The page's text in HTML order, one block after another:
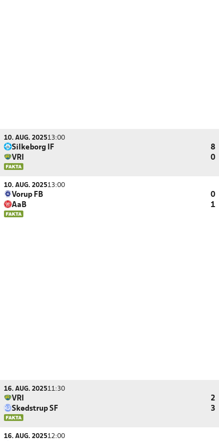
10. AUG. 202513:00
Silkeborg IF
8
VRI
0
10. AUG. 202513:00
Vorup FB
0
AaB
1
16. AUG. 202511:30
VRI
2
Skødstrup SF
3
16. AUG. 202512:00